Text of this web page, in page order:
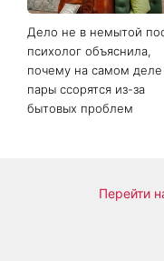
Дело не в немытой
психолог объяснила,
почему на самом деле
пары ссорятся из-за
бытовых проблем
Перейти